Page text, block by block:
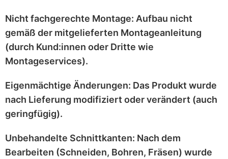
Nicht fachgerechte Montage: Aufbau nicht
gemäß der mitgelieferten Montageanleitung
(durch Kund:innen oder Dritte wie
Montageservices).
Eigenmächtige Änderungen: Das Produkt wurde
nach Lieferung modifiziert oderverändert (auch
geringfügig).
Unbehandelte Schnittkanten: Nach dem
Bearbeiten (Schneiden, Bohren, Fräsen) wurde